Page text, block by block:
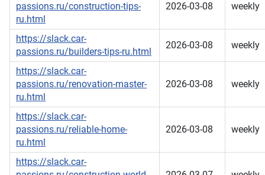
passions.ru/construction-tips-
ru.html
2026-03-08 weekly
https://slack.car-
passions.ru/builders-tips-ru.html
2026-03-08 weekly
https://slack.car-
passions.ru/renovation-master-
ru.html
2026-03-08 weekly
https://slack.car-
passions.ru/reliable-home-
ru.html
2026-03-08 weekly
https://slack.car-